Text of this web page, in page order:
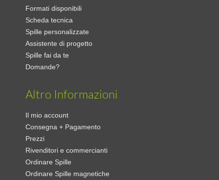
Formati disponibili
Scheda tecnica
Spille personalizzate
Assistente di progetto
Spille fai da te
Domande?
Altro Informazioni
Il mio account
Consegna + Pagamento
Prezzi
Rivenditori e commercianti
Ordinare Spille
Ordinare Spille magnetiche